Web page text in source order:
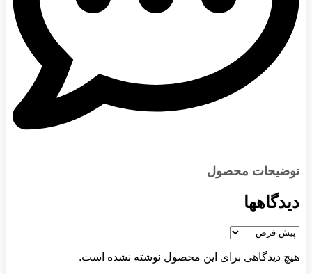
توضیحات محصول
دیدگاهها
هیچ دیدگاهی برای این محصول نوشته نشده است.